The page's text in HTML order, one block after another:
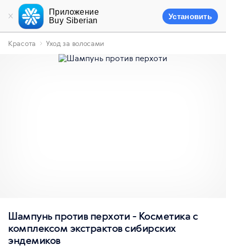
Приложение
Buy Siberian
Установить
Красота Уход за волосами
Шампунь против перхоти - Косметика с
комплексом экстрактов сибирских
эндемиков